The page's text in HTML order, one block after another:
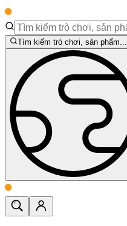
Tìm kiếm trò chơi, sản phẩm...